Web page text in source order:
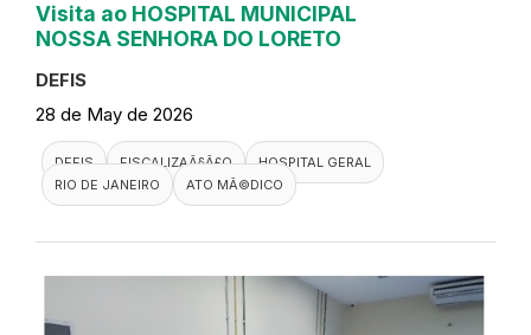
Visita ao HOSPITAL MUNICIPAL
NOSSA SENHORA DO LORETO
DEFIS
28 de May de 2026
DEFIS FISCALIZAÃ§Ã£O
HOSPITAL GERAL
RIO DE JANEIRO
ATO MÃ©DICO